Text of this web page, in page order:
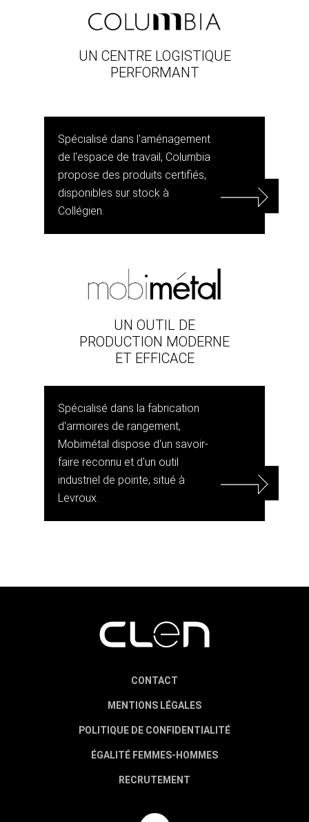
UN CENTRE LOGISTIQUE
PERFORMANT
Spécialisé dans l'aménagement
de l'espace de travail, Columbia
propose des produits certifiés,
disponibles sur stock à
Collégien.
UN OUTIL DE
PRODUCTION MODERNE
ET EFFICACE
Spécialisé dans la fabrication
d'armoires de rangement,
Mobimétal dispose d'un savoir-
faire reconnu et d'un outil
industriel de pointe, situé à
Levroux.
CONTACT
MENTIONS LÉGALES
POLITIQUE DE CONFIDENTIALITÉ
ÉGALITÉ FEMMES-HOMMES
RECRUTEMENT